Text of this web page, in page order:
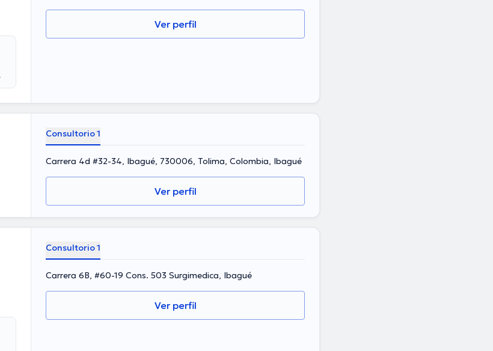
Ver perfil
Consultorio 1
Carrera 4d #32-34, Ibagué, 730006, Tolima, Colombia, Ibagué
Ver perfil
Consultorio 1
Carrera 6B, #60-19 Cons. 503 Surgimedica, Ibagué
Ver perfil